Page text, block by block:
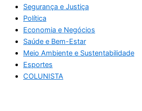
Segurança e Justiça
Política
Economia e Negócios
Saúde e Bem-Estar
Meio Ambiente e Sustentabilidade
Esportes
COLUNISTA